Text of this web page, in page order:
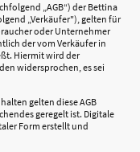
„AGB“) der Bettina
„Verkäufer"), gelten für
oder Unternehmer
der vom Verkäufer in
Hiermit wird der
widersprochen, es sei
gelten diese AGB
geregelt ist. Digitale
Form erstellt und